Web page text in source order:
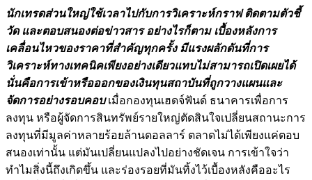
นักเทรดส่วนใหญ่ใช้เวลาไปกับการวิเคราะห์กราฟ ติดตามตัวชี้
วัด และตอบสนองต่อข่าวสาร อย่างไรก็ตาม เบื้องหลังการ
เคลื่อนไหวของราคาที่สำคัญทุกครั้ง มีแรงผลักดันที่การ
วิเคราะห์ทางเทคนิคเพียงอย่างเดียวแทบไม่สามารถเปิดเผยได้
นั่นคือการเข้าหรือออกของเงินทุนสถาบันที่ถูกวางแผนและ
จัดการอย่างรอบคอบเมื่อกองทุนเฮดจ์ฟันด์ ธนาคารเพื่อการ
ลงทุน หรือผู้จัดการสินทรัพย์รายใหญ่ตัดสินใจเปลี่ยนสถานะการ
ลงทุนที่มีมูลค่าหลายร้อยล้านดอลลาร์ ตลาดไม่ได้เพียงแค่ตอบ
สนองเท่านั้น แต่มันเปลี่ยนแปลงไปอย่างชัดเจน การเข้าใจว่า
ทำไมสิ่งนี้ถึงเกิดขึ้น และร่องรอยที่มันทิ้งไว้เบื้องหลังคืออะไร